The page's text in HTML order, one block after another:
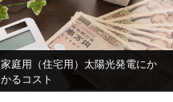
家庭用（住宅用）太陽光発電にか
かるコスト